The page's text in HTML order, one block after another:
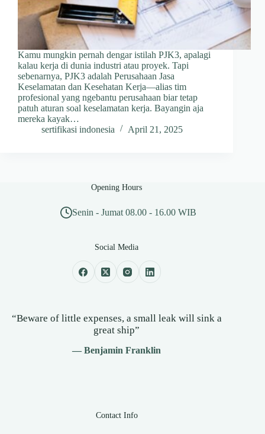
Kamu mungkin pernah dengar istilah PJK3, apalagi
kalau kerja di dunia industri atau proyek. Tapi
sebenarnya, PJK3 adalah Perusahaan Jasa
Keselamatan dan Kesehatan Kerja—alias tim
profesional yang ngebantu perusahaan biar tetap
patuh aturan soal keselamatan kerja. Bayangin aja
mereka kayak…
sertifikasi indonesia
April 21, 2025
Opening Hours
Senin - Jumat 08.00 - 16.00 WIB
Social Media
“Beware of little expenses, a small leak will sink a
great ship”
— Benjamin Franklin
Contact Info